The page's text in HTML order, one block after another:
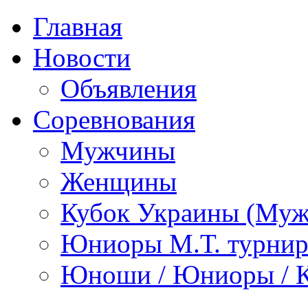
Главная
Новости
Объявления
Соревнования
Мужчины
Женщины
Кубок Украины
Юниоры М.Т.
Юноши / Юниоры /